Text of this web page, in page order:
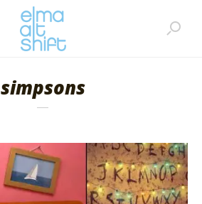
simpsons